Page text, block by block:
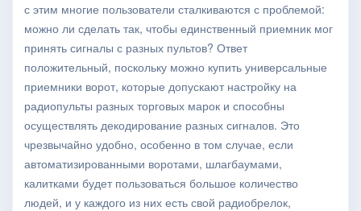
с этим многие пользователи сталкиваются с проблемой:
можно ли сделать так, чтобы единственный приемник мог
принять сигналы с разных пультов? Ответ
положительный, поскольку можно купить универсальные
приемники ворот, которые допускают настройку на
радиопульты разных торговых марок и способны
осуществлять декодирование разных сигналов. Это
чрезвычайно удобно, особенно в том случае, если
автоматизированными воротами, шлагбаумами,
калитками будет пользоваться большое количество
людей, и у каждого из них есть свой радиобрелок,